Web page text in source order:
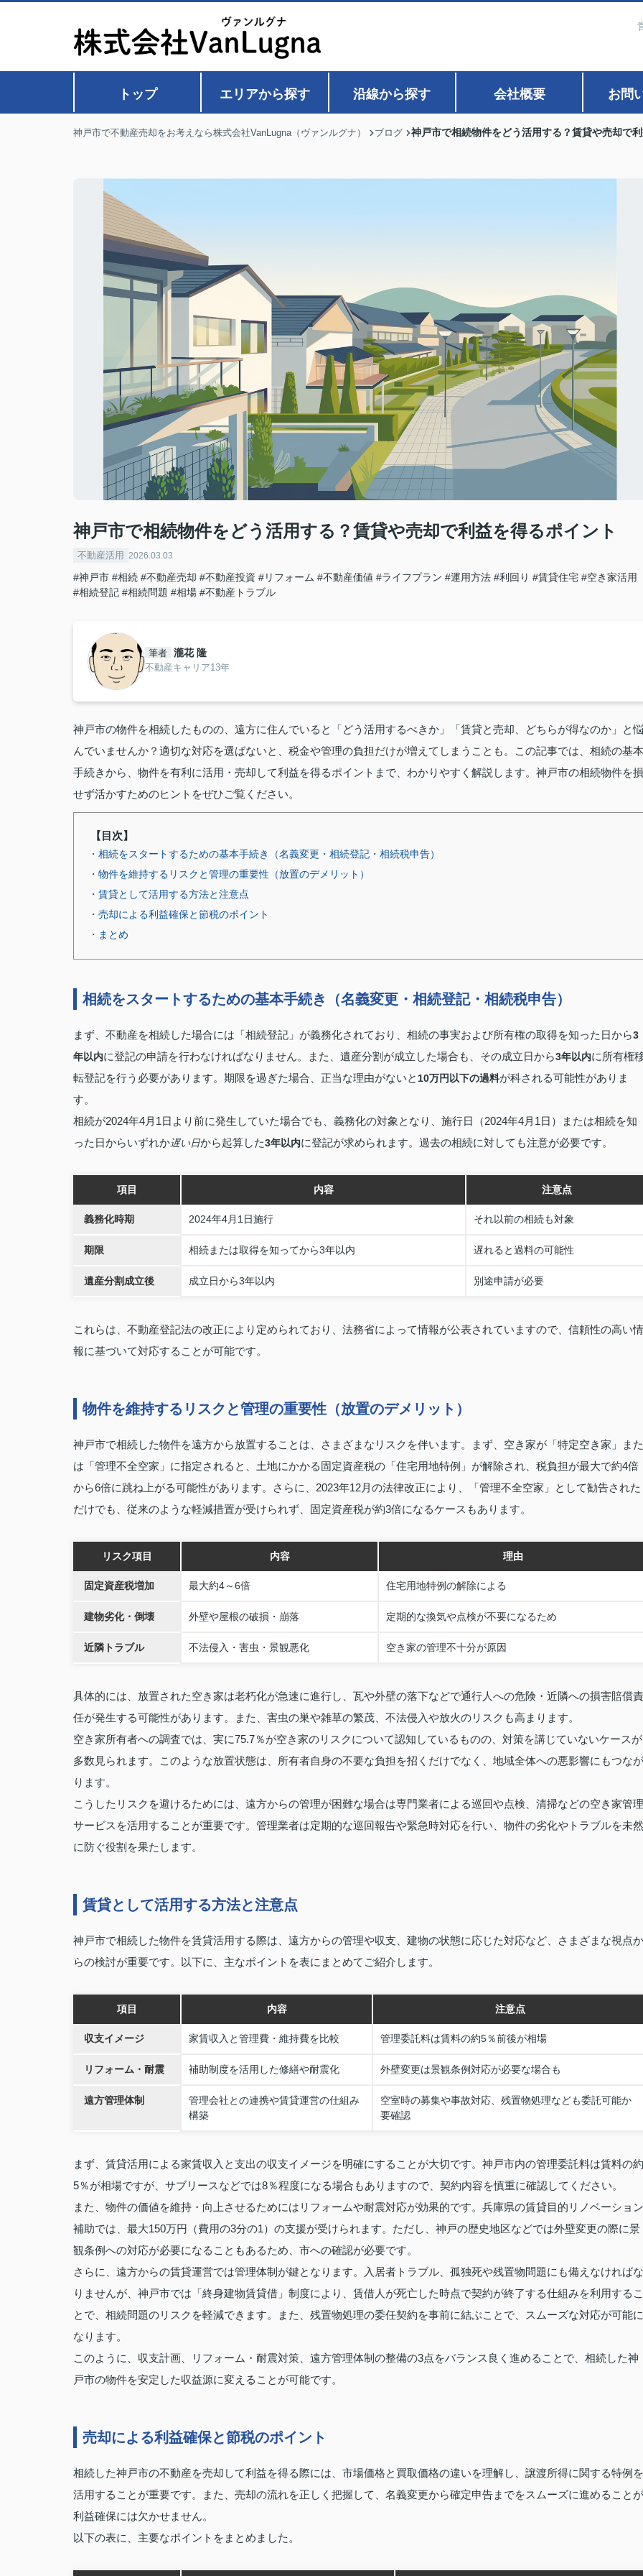
トップ エリアから探す 沿線から探す 会社概要 お問
神戸市で不動産売却をお考えなら株式会社VanLugna（ヴァンルグナ） ブログ 神戸市で相続物件をどう活用する？賃貸や売却で
神戸市で相続物件をどう活用する？賃貸や売却で利益を得るポイント
不動産活用 2026.03.03
#神戸市 #相続 #不動産売却 #不動産投資 #リフォーム #不動産価値 #ライフプラン #運用方法 #利回り #賃貸住宅 #空き家活用
#相続登記 #相続問題 #相場 #不動産トラブル
筆者 瀧花 隆
不動産キャリア13年
神戸市の物件を相続したものの、遠方に住んでいると「どう活用するべきか」「賃貸と売却、どちらが得なのか」と悩
んでいませんか？適切な対応を選ばないと、税金や管理の負担だけが増えてしまうことも。この記事では、相続の基本
手続きから、物件を有利に活用・売却して利益を得るポイントまで、わかりやすく解説します。神戸市の相続物件を損
せず活かすためのヒントをぜひご覧ください。
【目次】
・相続をスタートするための基本手続き（名義変更・相続登記・相続税申告）
・物件を維持するリスクと管理の重要性（放置のデメリット）
・賃貸として活用する方法と注意点
・売却による利益確保と節税のポイント
・まとめ
相続をスタートするための基本手続き（名義変更・相続登記・相続税申告）
まず、不動産を相続した場合には「相続登記」が義務化されており、相続の事実および所有権の取得を知った日から3
年以内に登記の申請を行わなければなりません。また、遺産分割が成立した場合も、その成立日から3年以内に所有権
転登記を行う必要があります。期限を過ぎた場合、正当な理由がないと 10万円以下の過料が科される可能性がありま
す。
相続が2024年4月1日より前に発生していた場合でも、義務化の対象となり、施行日（2024年4月1日）または相続を知
った日からいずれか遅い日から起算した3年以内に登記が求められます。過去の相続に対しても注意が必要です。
項目 内容 注意点
義務化時期 2024年4月1日施行 それ以前の相続も対象
期限 相続または取得を知ってから3年以内 遅れると過料の可能性
遺産分割成立後 成立日から3年以内 別途申請が必要
これらは、不動産登記法の改正により定められており、法務省によって情報が公表されていますので、信頼性の高い情
報に基づいて対応することが可能です。
物件を維持するリスクと管理の重要性（放置のデメリット）
神戸市で相続した物件を遠方から放置することは、さまざまなリスクを伴います。まず、空き家が「特定空き家」また
は「管理不全空家」に指定されると、土地にかかる固定資産税の「住宅用地特例」が解除され、税負担が最大で約4倍
から6倍に跳ね上がる可能性があります。さらに、2023年12月の法律改正により、「管理不全空家」として勧告された
だけでも、従来のような軽減措置が受けられず、固定資産税が約3倍になるケースもあります。
リスク項目 内容 理由
固定資産税増加 最大約4～6倍 住宅用地特例の解除による
建物劣化・倒壊 外壁や屋根の破損・崩落 定期的な換気や点検が不要になるため
近隣トラブル 不法侵入・害虫・景観悪化 空き家の管理不十分が原因
具体的には、放置された空き家は老朽化が急速に進行し、瓦や外壁の落下などで通行人への危険・近隣への損害賠償責
任が発生する可能性があります。また、害虫の巣や雑草の繁茂、不法侵入や放火のリスクも高まります。
空き家所有者への調査では、実に75.7％が空き家のリスクについて認知しているものの、対策を講じていないケースが
多数見られます。このような放置状態は、所有者自身の不要な負担を招くだけでなく、地域全体への悪影響にもつなが
ります。
こうしたリスクを避けるためには、遠方からの管理が困難な場合は専門業者による巡回や点検、清掃などの空き家管理
サービスを活用することが重要です。管理業者は定期的な巡回報告や緊急時対応を行い、物件の劣化やトラブルを未然
に防ぐ役割を果たします。
賃貸として活用する方法と注意点
神戸市で相続した物件を賃貸活用する際は、遠方からの管理や収支、建物の状態に応じた対応など、さまざまな視点か
らの検討が重要です。以下に、主なポイントを表にまとめてご紹介します。
項目 内容 注意点
収支イメージ 家賃収入と管理費・維持費を比較 管理委託料は賃料の約5％前後が相場
リフォーム・耐震 補助制度を活用した修繕や耐震化 外壁変更は景観条例対応が必要な場合も
遠方管理体制
管理会社との連携や賃貸運営の仕組み
構築
空室時の募集や事故対応、残置物処理なども委託可能か
要確認
まず、賃貸活用による家賃収入と支出の収支イメージを明確にすることが大切です。神戸市内の管理委託料は賃料の約
5％が相場ですが、サブリースなどでは8％程度になる場合もありますので、契約内容を慎重に確認してください。
また、物件の価値を維持・向上させるためにはリフォームや耐震対応が効果的です。兵庫県の賃貸目的リノベーション
補助では、最大150万円（費用の3分の1）の支援が受けられます。ただし、神戸の歴史地区などでは外壁変更の際に景
観条例への対応が必要になることもあるため、市への確認が必要です。
さらに、遠方からの賃貸運営では管理体制が鍵となります。入居者トラブル、孤独死や残置物問題にも備えなければな
りませんが、神戸市では「終身建物賃貸借」制度により、賃借人が死亡した時点で契約が終了する仕組みを利用するこ
とで、相続問題のリスクを軽減できます。また、残置物処理の委任契約を事前に結ぶことで、スムーズな対応が可能に
なります。
このように、収支計画、リフォーム・耐震対策、遠方管理体制の整備の3点をバランス良く進めることで、相続した神
戸市の物件を安定した収益源に変えることが可能です。
売却による利益確保と節税のポイント
相続した神戸市の不動産を売却して利益を得る際には、市場価格と買取価格の違いを理解し、譲渡所得に関する特例を
活用することが重要です。また、売却の流れを正しく把握して、名義変更から確定申告までをスムーズに進めることが
利益確保には欠かせません。
以下の表に、主要なポイントをまとめました。